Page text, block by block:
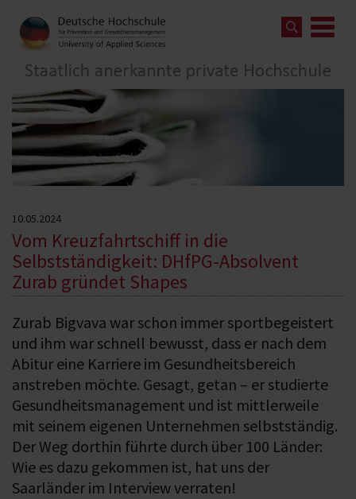
10.05.2024
Vom Kreuzfahrtschiff in die
Selbstständigkeit: DHfPG-Absolvent
Zurab gründet Shapes
Zurab Bigvava war schon immer sportbegeistert
und ihm war schnell bewusst, dass er nach dem
Abitur eine Karriere im Gesundheitsbereich
anstreben möchte. Gesagt, getan – er studierte
Gesundheitsmanagement und ist mittlerweile
mit seinem eigenen Unternehmen selbstständig.
Der Weg dorthin führte durch über 100 Länder:
Wie es dazu gekommen ist, hat uns der
Saarländer im Interview verraten!